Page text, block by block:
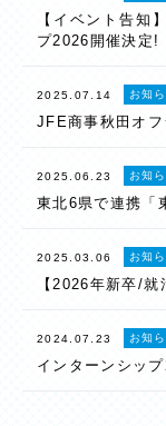
【イベント告知
プ2026開催決定!
2025.07.14 お知
JFE商事秋田オ
2025.06.23 お知
東北6県で連携「
2025.03.06 お知
【2026年新卒/
2024.07.23 お知
インターンシッ